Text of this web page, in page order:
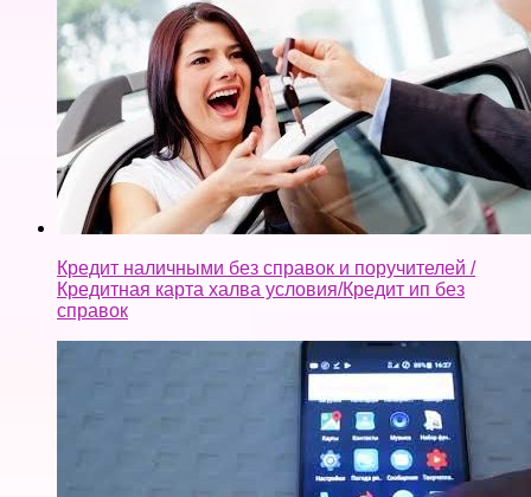
Кредит наличными без справок и поручителей /
Кредитная карта халва условия/Кредит ип без
справок